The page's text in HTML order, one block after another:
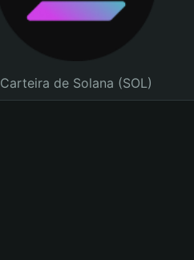
Carteira de Solana (SOL)